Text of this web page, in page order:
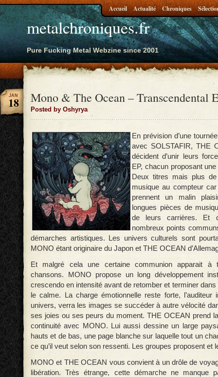
metalchroniques.fr
Pure Fucking Metal Webzine since 2001
Accueil Actualité Chroniques
Mono & The Ocean – Transcendental
Posted by Oshyrya
JAN
18
En prévision d’une
avec SOLSTAFIR, THE
décident d’unir leurs
EP, chacun proposant
Deux titres mais plus
musique au compteur
prennent un malin
longues pièces de
de leurs carrières. Et
nombreux points
démarches artistiques. Les univers culturels sont
MONO étant originaire du Japon et THE OCEAN
Et malgré cela une certaine communion apparait à
chansons. MONO propose un long développement
crescendo en intensité avant de retomber et terminer
le calme. La charge émotionnelle reste forte, l’auditeur
univers, verra les images se succéder à autre vélocité
ses joies ou ses peurs du moment. THE OCEAN prend
continuité avec MONO. Lui aussi dessine un large
hauts et de bas, une page blanche sur laquelle tout un
ce qu’il veut selon son ressenti. Les groupes proposent et
MONO et THE OCEAN vous convient à un drôle de
libération. Très étrange, cette démarche ne manque